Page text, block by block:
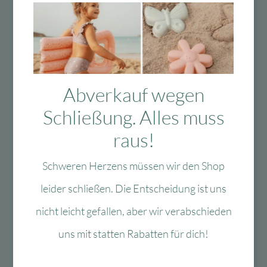
Produkte
Das Passt dazu
Das könnte Dir auch
gefallen
-40 %
Abverkauf wegen
Schließung. Alles muss
raus!
Schweren Herzens müssen wir den Shop
leider schließen. Die Entscheidung ist uns
nicht leicht gefallen, aber wir verabschieden
uns mit statten Rabatten für dich!